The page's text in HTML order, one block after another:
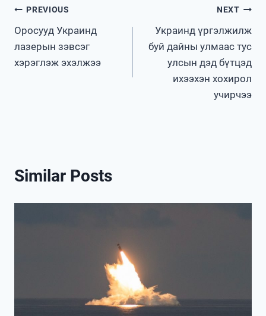
Post
navigation
PREVIOUS
Оросууд Украинд
лазерын зэвсэг
хэрэглэж эхэлжээ
NEXT
Украинд үргэлжилж
буй дайны улмаас тус
улсын дэд бүтцэд
ихээхэн хохирол
учирчээ
Similar Posts